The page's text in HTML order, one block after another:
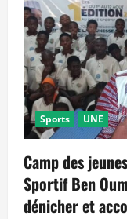
Sports UNE
Camp des
Sportif Ben
dénicher et